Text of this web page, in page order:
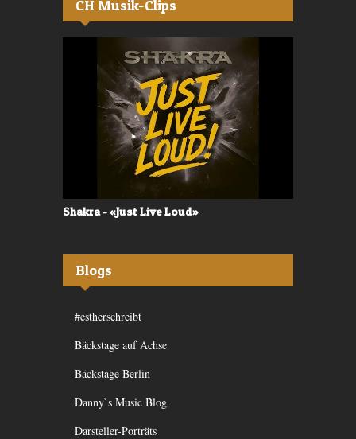
CH Musik-Clips
Shakra - «Just Live Loud»
Blogs
#estherschreibt
Bäckstage auf Achse
Bäckstage Berlin
Danny`s Music Blog
Darsteller-Porträts